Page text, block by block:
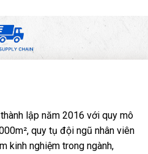
thành lập năm 2016 với quy mô
quy tụ đội ngũ nhân viên
kinh nghiệm trong ngành,